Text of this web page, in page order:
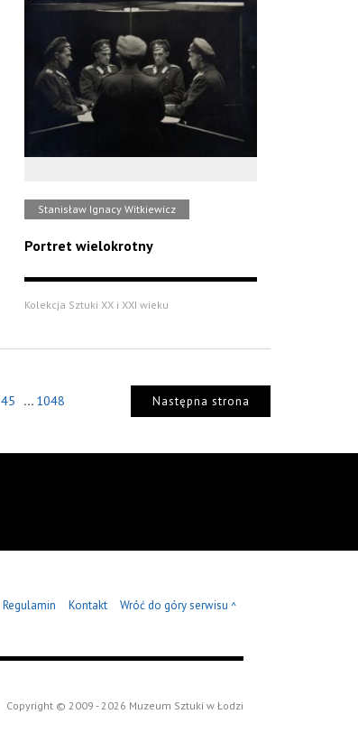
Stanisław Ignacy Witkiewicz
Portret wielokrotny
Kolekcja Sztuki XX i XXI wieku
45 ... 1048 Następna strona
Regulamin Kontakt Wróć do góry serwisu ^
Copyright © 2009 - 2026 Muzeum Sztuki w Łodzi